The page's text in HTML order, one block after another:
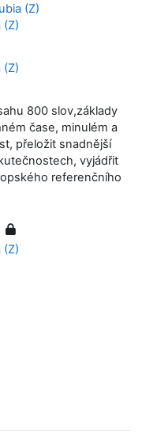
(Z)
(Z)
(Z)
800 slov,základy
čase, minulém a
přeložit snadnější
vyjádřit
referenčního
(Z)